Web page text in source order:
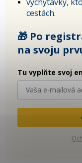
cestách.
🎁 Po
na svoju
Tu vyplňte svoj